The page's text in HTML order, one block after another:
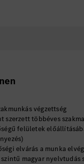
végzettség
szerzett többéves
felületek
elvárás a munka
magyar nyelvtudás